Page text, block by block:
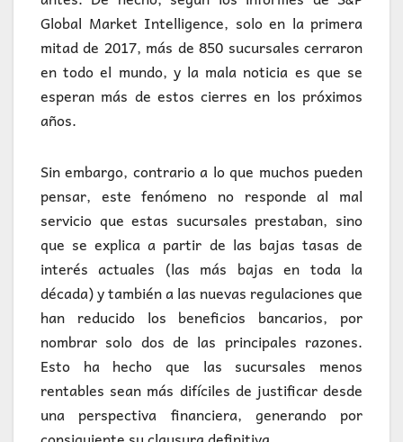
Global Market Intelligence, solo en la primera
mitad de 2017, más de 850 sucursales cerraron
en todo el mundo, y la mala noticia es que se
esperan más de estos cierres en los próximos
años.
Sin embargo, contrario a lo que muchos pueden
pensar, este fenómeno no responde al mal
servicio que estas sucursales prestaban, sino
que se explica a partir de las bajas tasas de
interés actuales (las más bajas en toda la
década) y también a las nuevas regulaciones que
han reducido los beneficios bancarios, por
nombrar solo dos de las principales razones.
Esto ha hecho que las sucursales menos
rentables sean más difíciles de justificar desde
una perspectiva financiera, generando por